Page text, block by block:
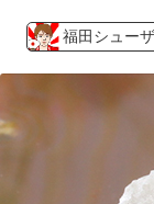
福田シュー